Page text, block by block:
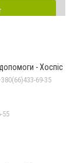
- Хоспіс
69-35
55